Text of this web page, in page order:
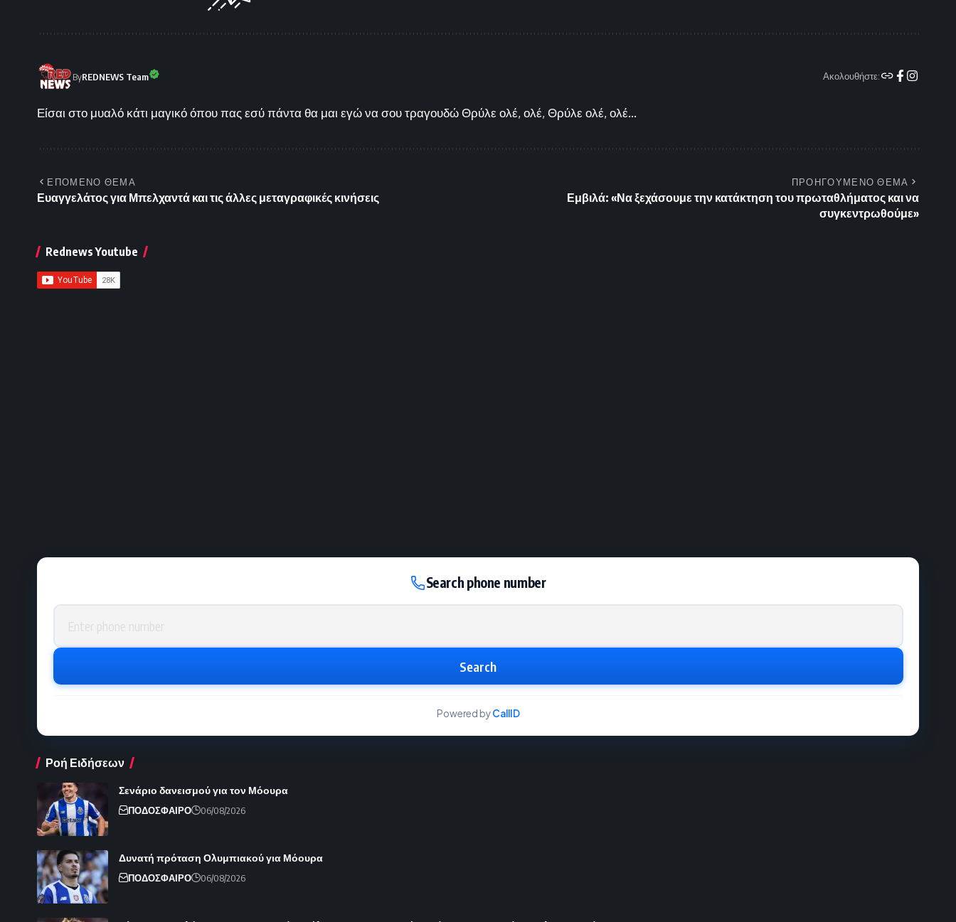
ByREDNEWS Team Ακολουθήστε:
Είσαι στο μυαλό κάτι μαγικό όπου πας εσύ πάντα θα μαι εγώ να σου τραγουδώ Θρύλε ολέ, ολέ, Θρύλε ολέ, ολέ...
ΕΠΟΜΕΝΟ ΘΕΜΑ
Ευαγγελάτος για Μπελχαντά και τις άλλες μεταγραφικές κινήσεις
ΠΡΟΗΓΟΥΜΕΝΟ ΘΕΜΑ
Εμβιλά: «Να ξεχάσουμε την κατάκτηση του πρωταθλήματος και να
συγκεντρωθούμε»
Rednews Youtube
Search phone number
Phone number
Search
Powered byCallID
Ροή Ειδήσεων
Σενάριο δανεισμού για τον Μόουρα
ΠΟΔΟΣΦΑΙΡΟ 06/08/2026
Δυνατή πρόταση Ολυμπιακού για Μόουρα
ΠΟΔΟΣΦΑΙΡΟ 06/08/2026